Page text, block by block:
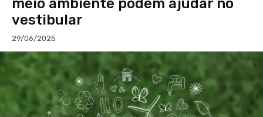
meio ambiente podem ajudar no
vestibular
29/06/2025